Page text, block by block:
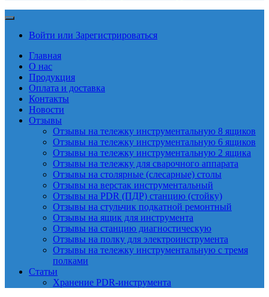
Войти или Зарегистрироваться
Главная
О нас
Продукция
Оплата и доставка
Контакты
Новости
Отзывы
Отзывы на тележку инструментальную 8 ящиков
Отзывы на тележку инструментальную 6 ящиков
Отзывы на тележку инструментальную 2 ящика
Отзывы на тележку для сварочного аппарата
Отзывы на столярные (слесарные) столы
Отзывы на верстак инструментальный
Отзывы на PDR (ПДР) станцию (стойку)
Отзывы на стульчик подкатной ремонтный
Отзывы на ящик для инструмента
Отзывы на станцию диагностическую
Отзывы на полку для электроинструмента
Отзывы на тележку инструментальную с тремя
полками
Статьи
Хранение PDR-инструмента